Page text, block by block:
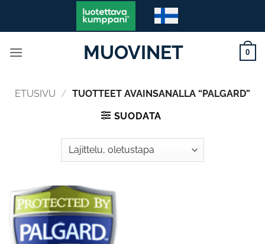
MUOVINET 0
ETUSIVU / TUOTTEET AVAINSANALLA “PALGARD”
SUODATA